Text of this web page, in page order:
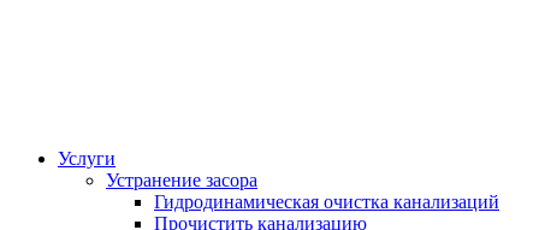
Услуги
Устранение засора
Гидродинамическая очистка канализаций
Прочистить канализацию